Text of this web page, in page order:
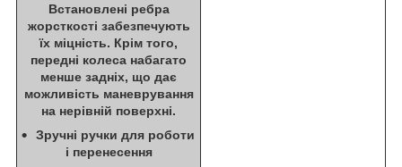
Встановлені ребра
жорсткості забезпечують
їх міцність. Крім того,
передні колеса набагато
менше задніх, що дає
можливість маневрування
на нерівній поверхні.
Зручні ручки для роботи
і перенесення